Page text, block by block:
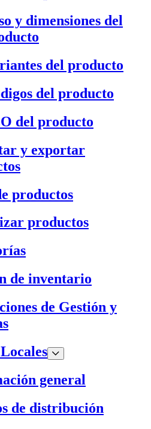
y dimensiones del
del producto
del producto
del producto
y exportar
productos
productos
de inventario
de Gestión y
general
de distribución